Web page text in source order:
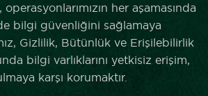
her aşamasında
bilgi güvenliğini sağlamaya
Gizlilik, Bütünlük ve Erişilebilirlik
bilgi varlıklarını yetkisiz erişim,
karşı korumaktır.